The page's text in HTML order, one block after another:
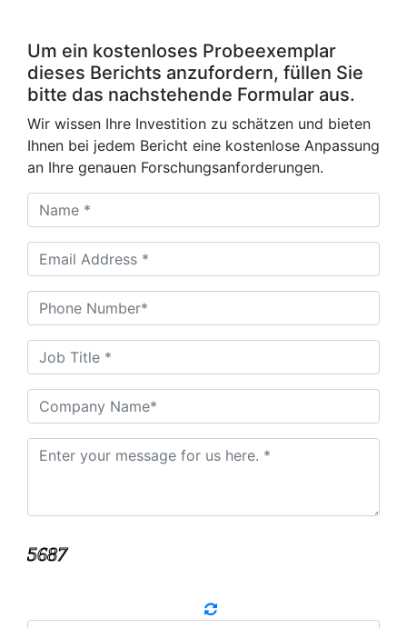
Um ein kostenloses Probeexemplar
dieses Berichts anzufordern, füllen Sie
bitte das nachstehende Formular aus.
Wir wissen Ihre Investition zu schätzen und bieten
Ihnen bei jedem Bericht eine kostenlose Anpassung
an Ihre genauen Forschungsanforderungen.